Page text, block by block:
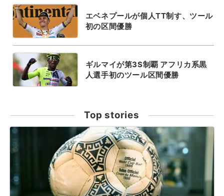
エベネプールが個人TT制す、ツール
初の区間優勝
ギルマイが第3S制覇 アフリカ系黒
人選手初のツール区間優勝
Top stories